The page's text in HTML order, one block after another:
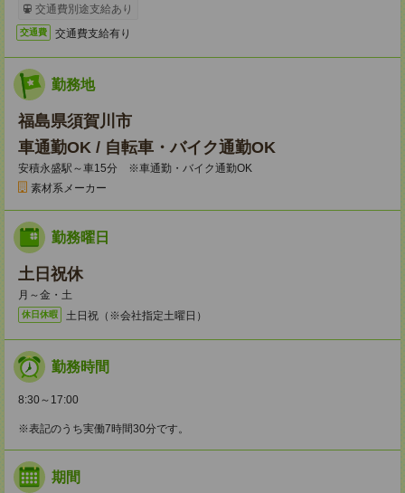
交通費別途支給あり
交通費 交通費支給有り
勤務地
福島県須賀川市
車通勤OK / 自転車・バイク通勤OK
安積永盛駅～車15分 ※車通勤・バイク通勤OK
素材系メーカー
勤務曜日
土日祝休
月～金・土
休日休暇 土日祝（※会社指定土曜日）
勤務時間
8:30～17:00
※表記のうち実働7時間30分です。
期間